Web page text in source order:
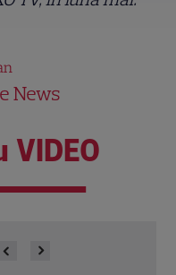
News
VIDEO